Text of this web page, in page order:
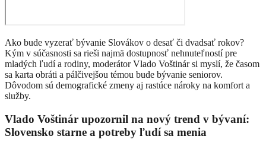
Ako bude vyzerať bývanie Slovákov o desať či dvadsať rokov?
Kým v súčasnosti sa rieši najmä dostupnosť nehnuteľností pre
mladých ľudí a rodiny, moderátor Vlado Voštinár si myslí, že časom
sa karta obráti a pálčivejšou témou bude bývanie seniorov.
Dôvodom sú demografické zmeny aj rastúce nároky na komfort a
služby.
Vlado Voštinár upozornil na nový trend v bývaní:
Slovensko starne a potreby ľudí sa menia